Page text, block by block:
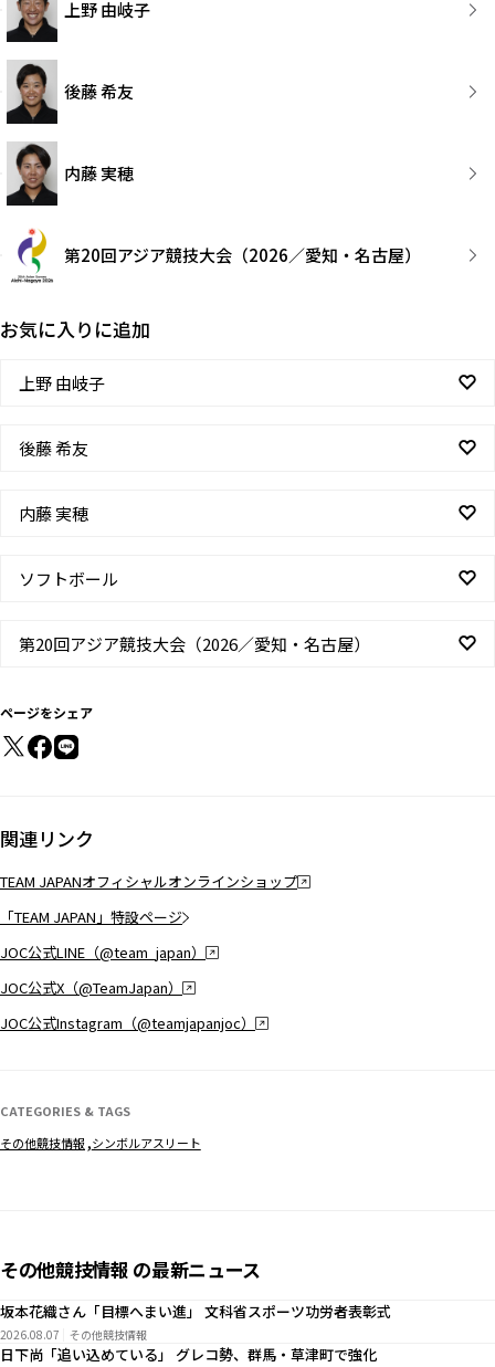
上野 由岐子
後藤 希友
内藤 実穂
第20回アジア競技大会（2026／愛知・名古屋）
お気に入りに追加
上野 由岐子
後藤 希友
内藤 実穂
ソフトボール
第20回アジア競技大会（2026／愛知・名古屋）
ページをシェア
関連リンク
TEAM JAPANオフィシャルオンラインショップ
「TEAM JAPAN」特設ページ
JOC公式LINE（@team_japan）
JOC公式X（@TeamJapan）
JOC公式Instagram（@teamjapanjoc）
CATEGORIES & TAGS
その他競技情報 シンボルアスリート
その他競技情報 の最新ニュース
坂本花織さん「目標へまい進」 文科省スポーツ功労者表彰式
2026.08.07 その他競技情報
日下尚「追い込めている」 グレコ勢、群馬・草津町で強化